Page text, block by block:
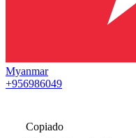
Myanmar
+956986049
Copiado